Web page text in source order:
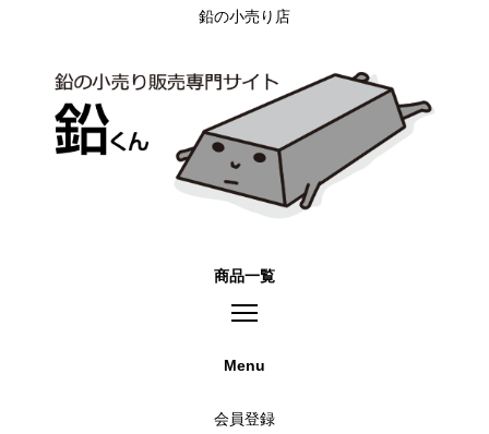
鉛の小売り店
商品一覧
Menu
会員登録